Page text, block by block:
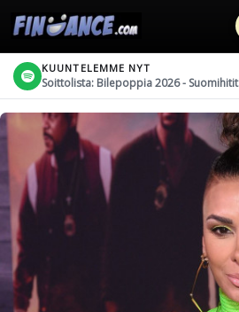
KUUNTELEMME NYT
Soittolista: Bilepoppia 2026 - Suomihitit